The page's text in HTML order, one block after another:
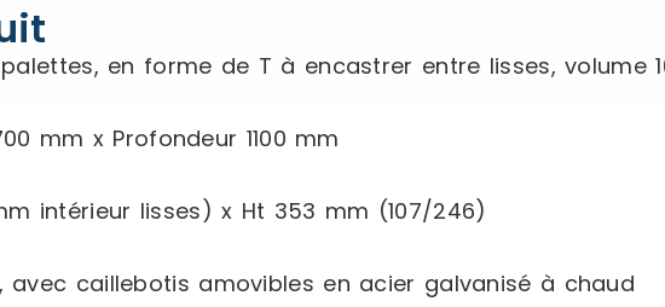
en forme de T à encastrer entre lisses, volume
mm x Profondeur 1100 mm
intérieur lisses) x Ht 353 mm (107/246)
avec caillebotis amovibles en acier galvanisé à chaud